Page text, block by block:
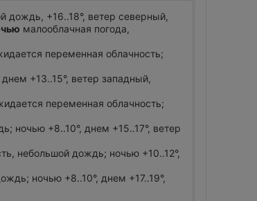
дождь, +16..18°, ветер северный,
малооблачная погода,
переменная облачность;
+13..15°, ветер западный,
переменная облачность;
ночью +8..10°, днем +15..17°, ветер
небольшой дождь; ночью +10..12°,
ночью +8..10°, днем +17..19°,